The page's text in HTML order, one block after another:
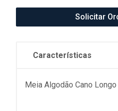
Solicitar
Características
Meia Algodão Cano